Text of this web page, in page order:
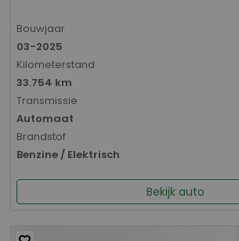
Bouwjaar
03-2025
Kilometerstand
33.754 km
Transmissie
Automaat
Brandstof
Benzine / Elektrisch
Bekijk auto